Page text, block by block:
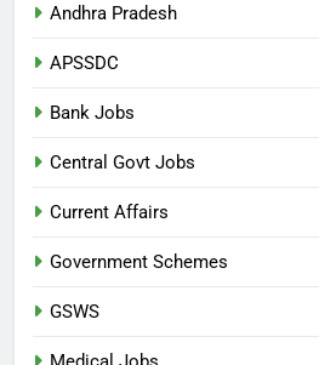
Andhra Pradesh
APSSDC
Bank Jobs
Central Govt Jobs
Current Affairs
Government Schemes
GSWS